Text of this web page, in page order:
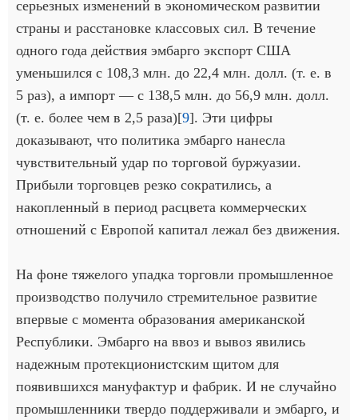
серьезных изменений в экономическом развитии
страны и расстановке классовых сил. В течение
одного года действия эмбарго экспорт США
уменьшился с 108,3 млн. до 22,4 млн. долл. (т. е. в
5 раз), а импорт — с 138,5 млн. до 56,9 млн. долл.
(т. е. более чем в 2,5 раза)[9]. Эти цифры
доказывают, что политика эмбарго нанесла
чувствительный удар по торговой буржуазии.
Прибыли торговцев резко сократились, а
накопленный в период расцвета коммерческих
отношений с Европой капитал лежал без движения.
На фоне тяжелого упадка торговли промышленное
производство получило стремительное развитие
впервые с момента образования американской
Республики. Эмбарго на ввоз и вывоз явились
надежным протекционистским щитом для
появившихся мануфактур и фабрик. И не случайно
промышленники твердо поддерживали и эмбарго, и